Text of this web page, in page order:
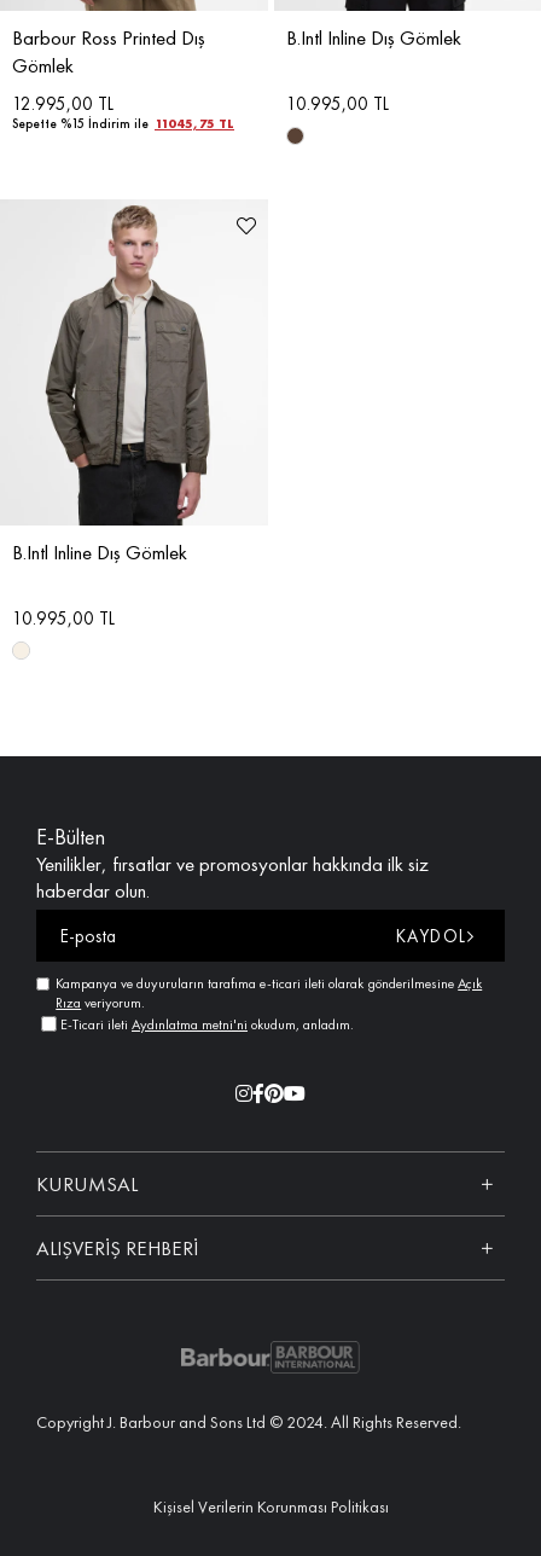
Barbour Ross Printed Dış
Gömlek
12.995,00 TL
Sepette %15 İndirim ile 11045,75 TL
B.Intl Inline Dış Gömlek
10.995,00 TL
B.Intl Inline Dış Gömlek
10.995,00 TL
E-Bülten
Yenilikler, fırsatlar ve promosyonlar hakkında ilk siz
haberdar olun.
KAYDOL
Kampanya ve duyuruların tarafıma e-ticari ileti olarak gönderilmesineAçık
Rıza veriyorum.
E-Ticari ileti Aydınlatma metni'ni okudum, anladım.
KURUMSAL
ALIŞVERİŞ REHBERİ
Copyright J. Barbour and Sons Ltd © 2024. All Rights Reserved.
Kişisel Verilerin Korunması Politikası